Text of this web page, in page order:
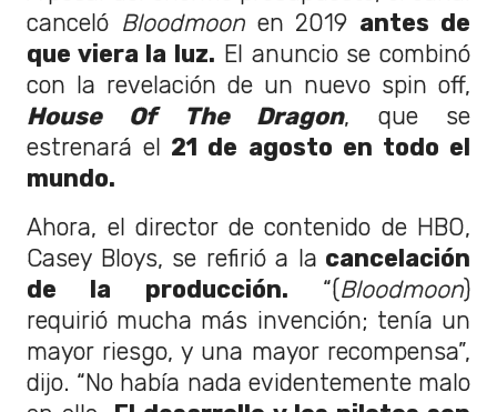
canceló Bloodmoonen 2019 antes de
que viera la luz. El anuncio se combinó
con la revelación de un nuevo spin off,
House Of The Dragon, que se
estrenará el 21 de agosto en todo el
mundo.
Ahora, el director de contenido de HBO,
Casey Bloys, se refirió a la cancelación
de la producción. “(Bloodmoon)
requirió mucha más invención; tenía un
mayor riesgo, y una mayor recompensa”,
dijo. “No había nada evidentemente malo